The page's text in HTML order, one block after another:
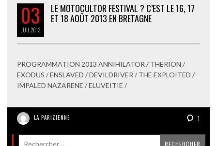
03
JUIL 2013
LE MOTOCULTOR FESTIVAL ? C’EST LE 16, 17
ET 18 AOÛT 2013 EN BRETAGNE
PROGRAMMATION 2013 ANNIHILATOR / THERION /
EXODUS / ENSLAVED / DEVILDRIVER / THE EXPLOITED /
IMPALED NAZARENE / ELUVEITIE /
LA PARIZIENNE 1